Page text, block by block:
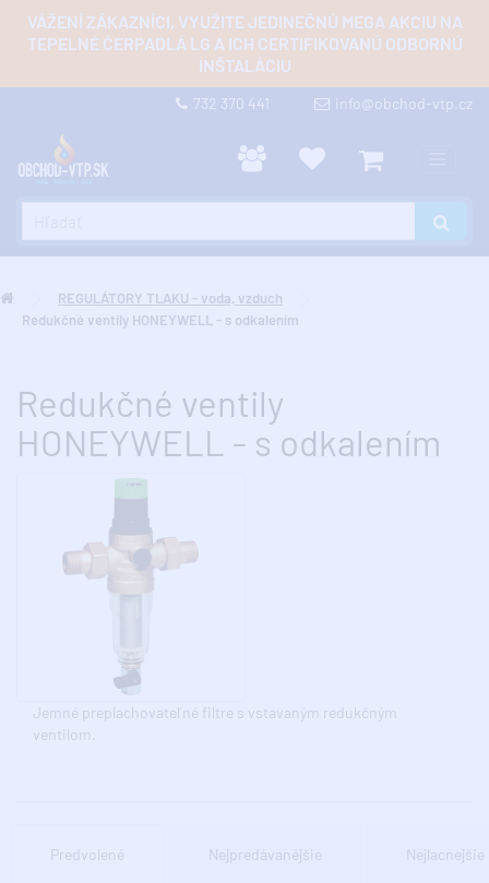
VÁŽENÍ ZÁKAZNÍCI, VYUŽITE JEDINEČNÚ MEGA AKCIU NA
TEPELNÉ ČERPADLÁ LG A ICH CERTIFIKOVANÚ ODBORNÚ
INŠTALÁCIU
732 370 441 info@obchod-vtp.cz
REGULÁTORY TLAKU - voda, vzduch
Redukčné ventily HONEYWELL - s odkalením
Redukčné ventily
HONEYWELL - s odkalením
Jemné preplachovateľné filtre s vstavaným redukčným
ventilom.
Predvolené Nejpredávanějšie Nejlacnejšie